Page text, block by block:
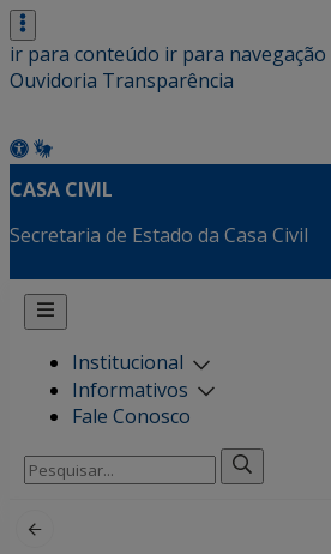
ir para conteúdo ir para navegação
Ouvidoria Transparência
CASA CIVIL
Secretaria de Estado da Casa Civil
Institucional
Informativos
Fale Conosco
Pesquisar
por: